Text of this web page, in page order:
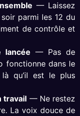
— Laissez
parmi les 12 du
de contrôle et
lancée — Pas de
fonctionne dans le
qu’il est le plus
travail — Ne restez
La voix douce de